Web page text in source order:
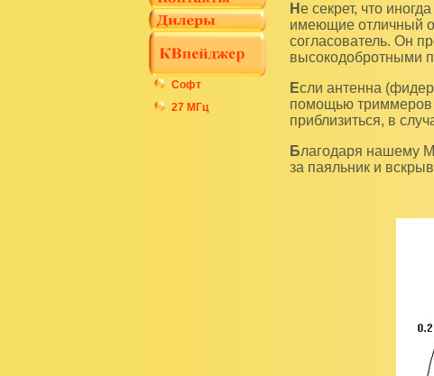
Софт
27 МГц
Не секрет, что иногда нет возможности тщательно согласовать антенну или радиостанцию,
имеющие отличный
согласователь. Он
высокодобротными
Если антенна (фидер) или передатчик имеют импеданс, находящийся в серой зоне, то с
помощью триммеров
приблизиться, в
Благодаря нашему MC-2V вам не понадобиться лезть зимой на антенную мачту или браться
за паяльник и